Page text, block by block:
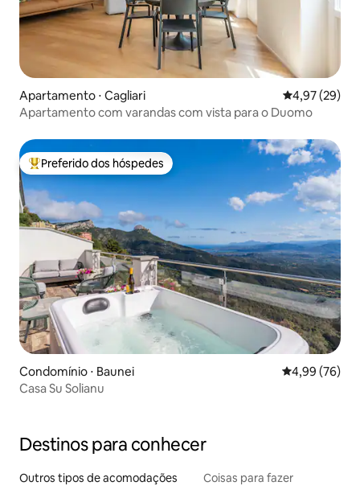
Apartamento ⋅ Cagliari 4,97 de uma
4,97 (29)
Apartamento com varandas com vista para o Duomo
Entre os melhores preferidos dos hóspedes
Preferido dos hóspedes
Condomínio ⋅ Baunei 4,99 de uma
4,99 (76)
Casa Su Solianu
Destinos para conhecer
Outros tipos de acomodações Coisas para fazer